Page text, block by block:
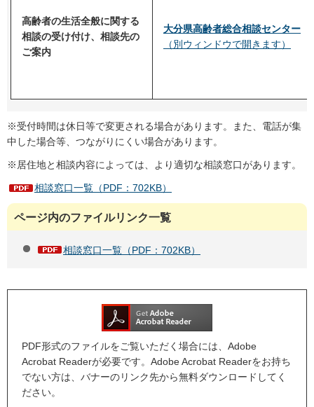
高齢者の生活全般に関する
相談の受け付け、相談先の
ご案内
大分県高齢者総合相談センター
（別ウィンドウで開きます）
※受付時間は休日等で変更される場合があります。また、電話が集
中した場合等、つながりにくい場合があります。
※居住地と相談内容によっては、より適切な相談窓口があります。
相談窓口一覧（PDF：702KB）
ページ内のファイルリンク一覧
相談窓口一覧（PDF：702KB）
PDF形式のファイルをご覧いただく場合には、Adobe
Acrobat Readerが必要です。Adobe Acrobat Readerをお持ち
でない方は、バナーのリンク先から無料ダウンロードしてく
ださい。